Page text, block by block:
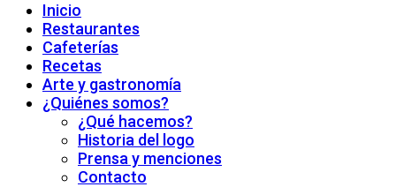
Inicio
Restaurantes
Cafeterías
Recetas
Arte y gastronomía
¿Quiénes somos?
¿Qué hacemos?
Historia del logo
Prensa y menciones
Contacto